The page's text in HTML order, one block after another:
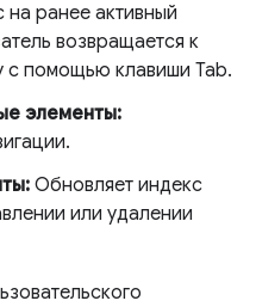
на ранее активный
возвращается к
с помощью клавиши Tab.
элементы:
Обновляет индекс
или удалении